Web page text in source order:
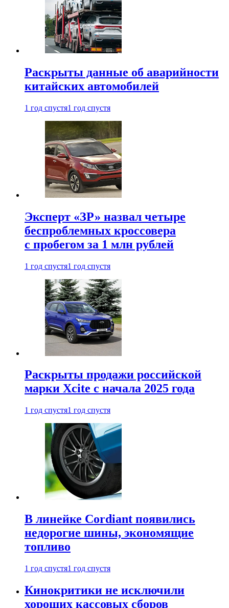
Раскрыты данные об аварийности
китайских автомобилей
1 год спустя1 год спустя
Эксперт «ЗР» назвал четыре
беспроблемных кроссовера
с пробегом за 1 млн рублей
1 год спустя1 год спустя
Раскрыты продажи российской
марки Xcite с начала 2025 года
1 год спустя1 год спустя
В линейке Cordiant появились
недорогие шины, экономящие
топливо
1 год спустя1 год спустя
Кинокритики не исключили
хороших кассовых сборов